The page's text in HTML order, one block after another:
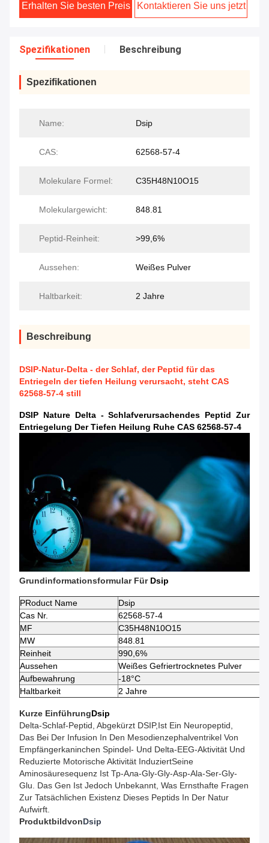
Erhalten Sie besten Preis Kontaktieren Sie uns jetzt
Spezifikationen Beschreibung
Spezifikationen
Name: Dsip
CAS: 62568-57-4
Molekulare Formel: C35H48N10O15
Molekulargewicht: 848.81
Peptid-Reinheit: >99,6%
Aussehen: Weißes Pulver
Haltbarkeit: 2 Jahre
Beschreibung
DSIP-Natur-Delta - der Schlaf, der Peptid für das
Entriegeln der tiefen Heilung verursacht, steht CAS
62568-57-4 still
DSIP Nature Delta - Schlafverursachendes Peptid Zur
Entriegelung Der Tiefen Heilung Ruhe CAS 62568-57-4
Grundinformationsformular Für Dsip
PRoduct Name
Dsip
Cas Nr.
62568-57-4
MF
C35H48N10O15
MW
848.81
Reinheit
990,6%
Aussehen
Weißes Gefriertrocknetes Pulver
Aufbewahrung
-18°C
Haltbarkeit
2 Jahre
Kurze EinführungDsip
Delta-Schlaf-Peptid, Abgekürzt DSIP,ist Ein Neuropeptid,
Das Bei Der Infusion In Den Mesodienzephalventrikel Von
Empfängerkaninchen Spindel- Und Delta-EEG-Aktivität Und
Reduzierte Motorische Aktivität InduziertSeine
Aminosäuresequenz Ist Тр-Ала-Gly-Gly-Asp-Ala-Ser-Gly-
Glu. Das Gen Ist Jedoch Unbekannt, Was Ernsthafte Fragen
Zur Tatsächlichen Existenz Dieses Peptids In Der Natur
Aufwirft.
ProduktbildVonDsip